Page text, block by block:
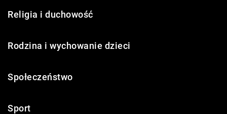
Religia i duchowość
Rodzina i wychowanie dzieci
Społeczeństwo
Sport